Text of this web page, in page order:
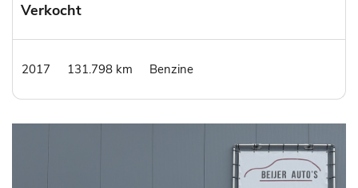
Verkocht
2017 131.798 km Benzine